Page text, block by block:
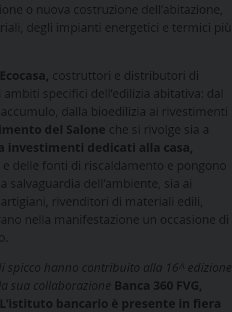
o nuova costruzione dell’abitazione,
degli impianti energetici e termici più
costruttori e distributori di
specifici dell’edilizia abitativa: dal
dalla bioedilizia ai rivestimenti
del Salone che si rivolge sia a
investimenti dedicati alla casa,
delle fonti di riscaldamento e pongono
dell’ambiente, sia ai
rivenditori di materiali edili,
nella manifestazione un occasione di
spicco hanno contribuito alla 16^ edizione
sua collaborazione Banca 360 FVG,
bancario è presente in fiera